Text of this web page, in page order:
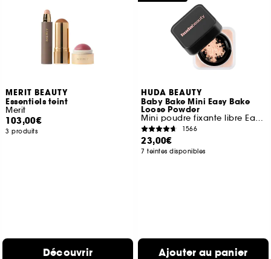
MERIT BEAUTY
Essentiels teint
Merit
103,00€
3 produits
Découvrir
HUDA BEAUTY
Baby Bake Mini Easy Bake
Loose Powder
Mini poudre fixante libre Easy Bake
1566
23,00€
7 teintes disponibles
Ajouter au panier